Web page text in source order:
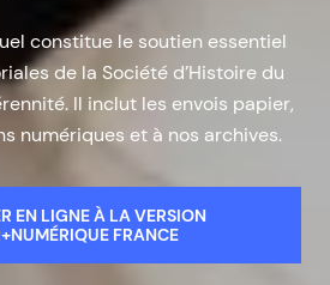
constitue le soutien essentiel
de la Société d’Histoire du
Il inclut les envois papier,
numériques et à nos archives.
EN LIGNE À LA VERSION
FRANCE